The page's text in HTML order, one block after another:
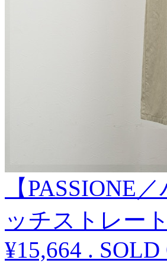
【PASSIONE
ッチストレー
¥15,664 . SOLD